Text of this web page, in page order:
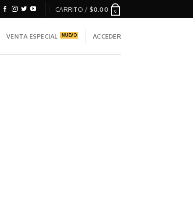
CARRITO / $0.00 0
VENTA ESPECIAL ACCEDER